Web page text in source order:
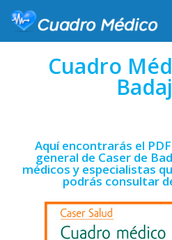
Cuadro
Aquí encontrarás el
general de Caser de
médicos y especialistas
podrás consultar